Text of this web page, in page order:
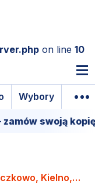
on line 10
Wybory
swoją kopię!
Kielno,